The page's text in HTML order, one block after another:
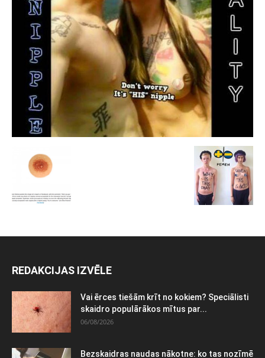
REDAKCIJAS IZVĒLE
Vai ērces tiešām krīt no kokiem? Speciālisti
skaidro populārākos mītus par...
06/08/2026
Bezskaidras naudas nākotne: ko tas nozīmē